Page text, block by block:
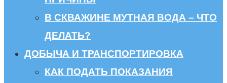
В СКВАЖИНЕ МУТНАЯ ВОДА – ЧТО
ДЕЛАТЬ?
ДОБЫЧА И ТРАНСПОРТИРОВКА
КАК ПОДАТЬ ПОКАЗАНИЯ